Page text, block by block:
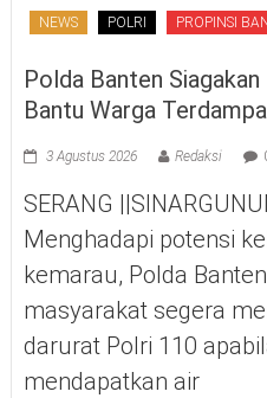
NEWS POLRI PROPINSI
Polda Banten
Bantu Warga
3 Agustus 2026 Redaksi
SERANG
Menghadapi potensi
kemarau, Polda
masyarakat segera
darurat Polri 110
mendapatkan air